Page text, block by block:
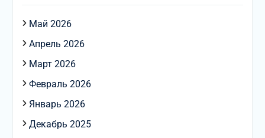
Май 2026
Апрель 2026
Март 2026
Февраль 2026
Январь 2026
Декабрь 2025